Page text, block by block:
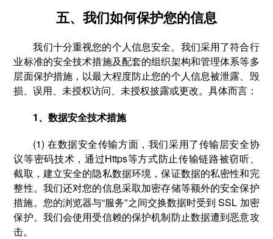
五、我们如何保护您的信息
我们十分重视您的个人信息安全。我们采用了符合行
业标准的安全技术措施及配套的组织架构和管理体系等多
层面保护措施，以最大程度防止您的个人信息被泄露、毁
损、误用、未授权访问、未授权披露或更改。具体而言：
1、数据安全技术措施
(1) 在数据安全传输方面，我们采用了传输层安全协
议等密码技术，通过Https等方式防止传输链路被窃听、
截取，建立安全的隐私数据环境，保证数据的私密性和完
整性。我们还对您的信息采取加密存储等额外的安全保护
措施。您的浏览器与“服务”之间交换数据时受到 SSL 加密
保护。我们会使用受信赖的保护机制防止数据遭到恶意攻
击。